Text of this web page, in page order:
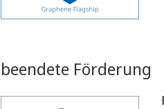
beendete Förderung